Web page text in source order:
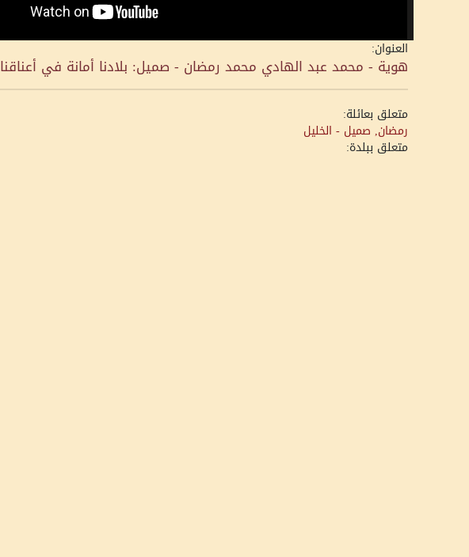
العنوان:
هوية - محمد عبد الهادي محمد رمضان - صميل: بلادنا أمانة في أعناقنا
متعلق بعائلة:
رمضان, صميل - الخليل
متعلق ببلدة: